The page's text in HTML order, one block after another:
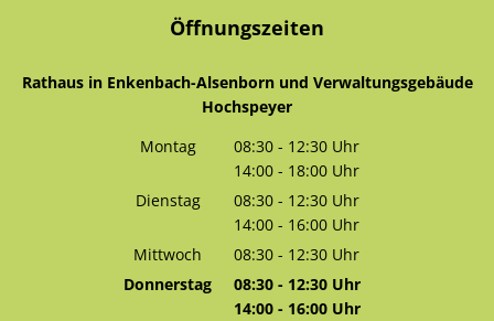
Öffnungszeiten
Rathaus in Enkenbach-Alsenborn und Verwaltungsgebäude
Hochspeyer
Montag
08:30 - 12:30 Uhr
Von 08:30 bis 12:30 Uhr
14:00 - 18:00 Uhr
Von 14:00 bis 18:00 Uhr
Dienstag 08:30 - 12:30 Uhr
Von 08:30 bis 12:30 Uhr
14:00 - 16:00 Uhr
Von 14:00 bis 16:00 Uhr
Mittwoch 08:30 - 12:30 Uhr
Von 08:30 bis 12:30 Uhr
Donnerstag 08:30- 12:30Uhr
Von 08:30 bis 12:30 Uhr
14:00- 16:00Uhr